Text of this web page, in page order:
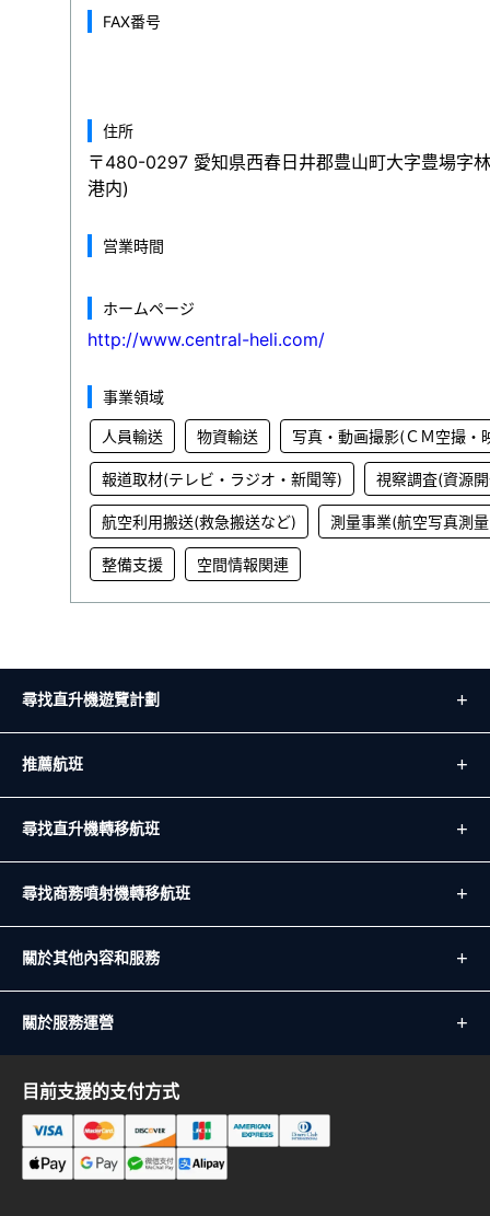
FAX番号
住所
〒480-0297 愛知県西春日井郡豊山町大字豊場字
港内)
営業時間
ホームページ
http://www.central-heli.com/
事業領域
人員輸送 物資輸送 写真・動画撮影(ＣＭ空撮・
報道取材(テレビ・ラジオ・新聞等) 視察調査(資源
航空利用搬送(救急搬送など) 測量事業(航空写真測
整備支援 空間情報関連
尋找直升機遊覽計劃
推薦航班
尋找直升機轉移航班
尋找商務噴射機轉移航班
關於其他內容和服務
關於服務運營
目前支援的支付方式